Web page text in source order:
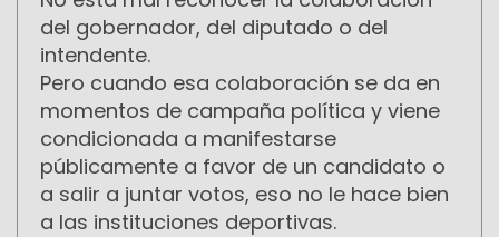
del gobernador, del diputado o del
intendente.
Pero cuando esa colaboración se da en
momentos de campaña política y viene
condicionada a manifestarse
públicamente a favor de un candidato o
a salir a juntar votos, eso no le hace bien
a las instituciones deportivas.